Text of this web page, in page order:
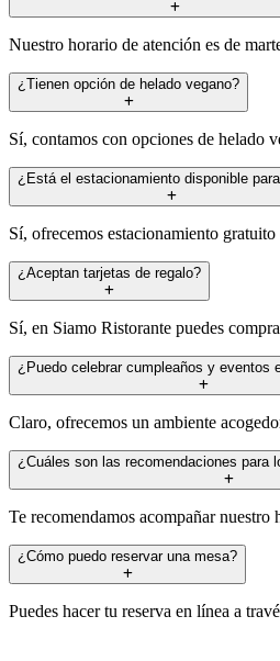
Nuestro horario de atención es de
¿Tienen opción de helado vegano?
Sí, contamos con opciones de helado
¿Está el estacionamiento disponible
Sí, ofrecemos estacionamiento
¿Aceptan tarjetas de regalo?
Sí, en Siamo Ristorante puedes
¿Puedo celebrar cumpleaños y eventos
Claro, ofrecemos un ambiente
¿Cuáles son las recomendaciones para
Te recomendamos acompañar
¿Cómo puedo reservar una mesa?
Puedes hacer tu reserva en línea a